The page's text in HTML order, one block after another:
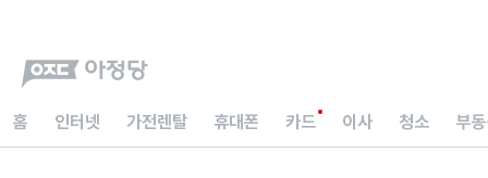
홈 인터넷 가전렌탈 휴대폰 카드 이사 청소 부